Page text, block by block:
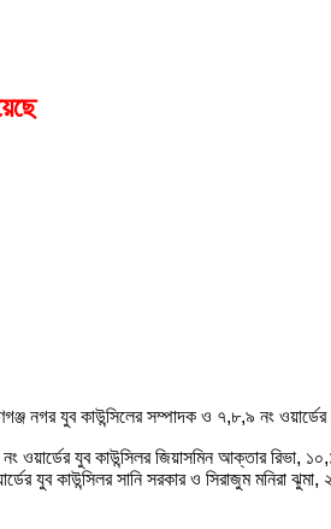
নগর যুব কাউন্সিলের সম্পাদক ও ৭,৮,৯ নং
যুব কাউন্সিলর জিয়াসমিন আক্তার রিভা,
কাউন্সিলর সানি সরকার ও সিরাজুম মনিরা ঝুমা,